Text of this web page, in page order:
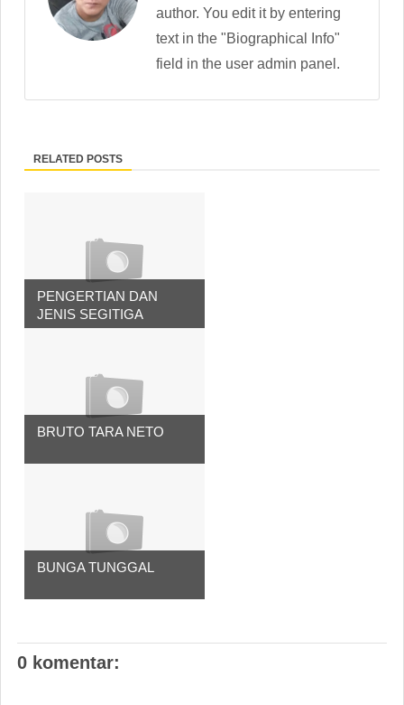
author. You edit it by entering
text in the "Biographical Info"
field in the user admin panel.
RELATED POSTS
PENGERTIAN DAN
JENIS SEGITIGA
BRUTO TARA NETO
BUNGA TUNGGAL
0 komentar: